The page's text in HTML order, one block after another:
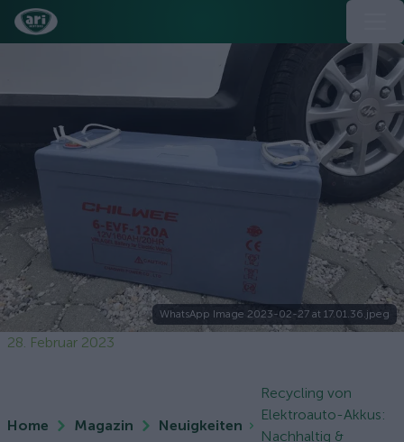
WhatsApp Image 2023-02-27 at 17.01.36.jpeg
28. Februar 2023
Home Magazin Neuigkeiten
Recycling von
Elektroauto-Akkus:
Nachhaltig &